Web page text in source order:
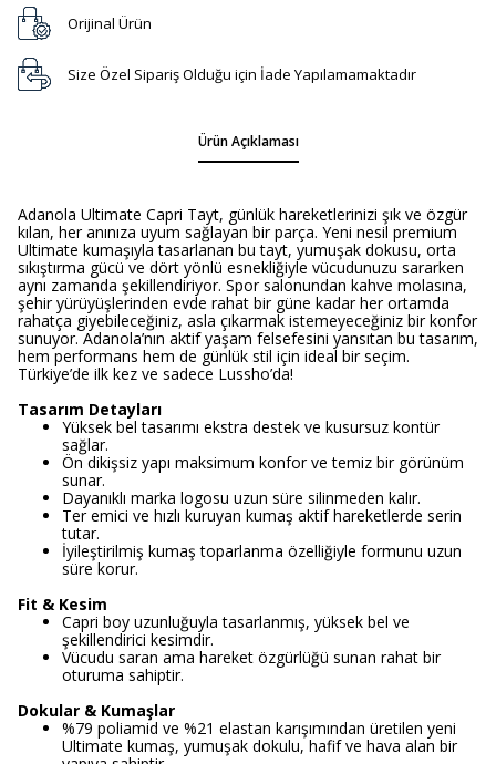
Orijinal Ürün
Size Özel Sipariş Olduğu için İade Yapılamamaktadır
Ürün Açıklaması
Adanola Ultimate Capri Tayt, günlük hareketlerinizi şık ve özgür
kılan, her anınıza uyum sağlayan bir parça. Yeni nesil premium
Ultimate kumaşıyla tasarlanan bu tayt, yumuşak dokusu, orta
sıkıştırma gücü ve dört yönlü esnekliğiyle vücudunuzu sararken
aynı zamanda şekillendiriyor. Spor salonundan kahve molasına,
şehir yürüyüşlerinden evde rahat bir güne kadar her ortamda
rahatça giyebileceğiniz, asla çıkarmak istemeyeceğiniz bir konfor
sunuyor. Adanola’nın aktif yaşam felsefesini yansıtan bu tasarım,
hem performans hem de günlük stil için ideal bir seçim.
Türkiye’de ilk kez ve sadece Lussho’da!
Tasarım Detayları
Yüksek bel tasarımı ekstra destek ve kusursuz kontür
sağlar.
Ön dikişsiz yapı maksimum konfor ve temiz bir görünüm
sunar.
Dayanıklı marka logosu uzun süre silinmeden kalır.
Ter emici ve hızlı kuruyan kumaş aktif hareketlerde serin
tutar.
İyileştirilmiş kumaş toparlanma özelliğiyle formunu uzun
süre korur.
Fit & Kesim
Capri boy uzunluğuyla tasarlanmış, yüksek bel ve
şekillendirici kesimdir.
Vücudu saran ama hareket özgürlüğü sunan rahat bir
oturuma sahiptir.
Dokular & Kumaşlar
%79 poliamid ve %21 elastan karışımından üretilen yeni
Ultimate kumaş, yumuşak dokulu, hafif ve hava alan bir